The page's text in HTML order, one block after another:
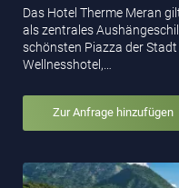
Das Hotel Therme Meran
als zentrales
schönsten Piazza der
Wellnesshotel,…
Zur Anfrage hinzufügen